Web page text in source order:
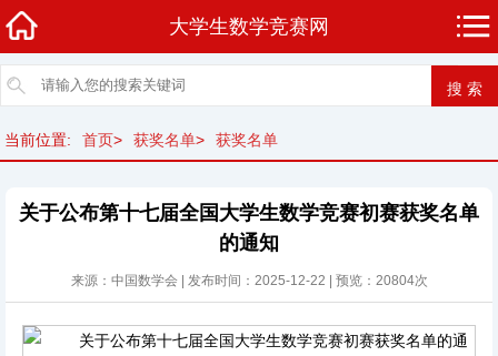
大学生数学竞赛网
当前位置: 首页> 获奖名单> 获奖名单
关于公布第十七届全国大学生数学竞赛初赛获奖名单
的通知
来源：中国数学会 | 发布时间：2025-12-22 | 预览：20804次